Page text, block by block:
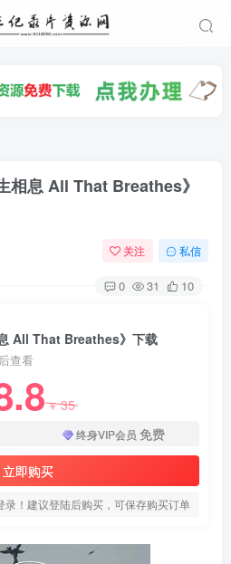
相息 All That Breathes》
关注 私信
0 31 10
All That Breathes》下载
查看
￥35
终身VIP会员 免费
立即购买
录！建议登陆后购买，可保存购买订单